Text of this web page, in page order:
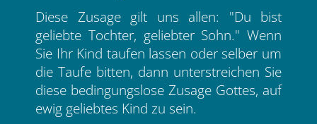
Diese Zusage gilt uns allen: "Du bist
geliebte Tochter, geliebter Sohn." Wenn
Sie Ihr Kind taufen lassen oder selber um
die Taufe bitten, dann unterstreichen Sie
diese bedingungslose Zusage Gottes, auf
ewig geliebtes Kind zu sein.